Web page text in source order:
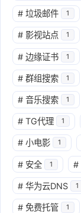
# 垃圾邮件 1
# 影视站点 1
# 边缘证书 1
# 群组搜索 1
# 音乐搜索 1
# TG代理 1
# 小电影 1
# 安全 1 #
# 华为云DNS 1
# 免费托管 1